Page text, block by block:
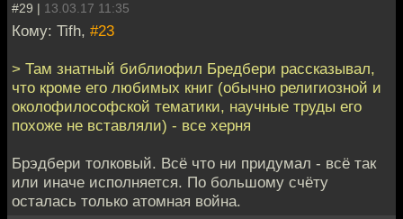
#29 | 13.03.17 11:35
Кому: Tifh, #23
> Там знатный библиофил Бредбери рассказывал,
что кроме его любимых книг (обычно религиозной и
околофилософской тематики, научные труды его
похоже не вставляли) - все херня
Брэдбери толковый. Всё что ни придумал - всё так
или иначе исполняется. По большому счёту
осталась только атомная война.